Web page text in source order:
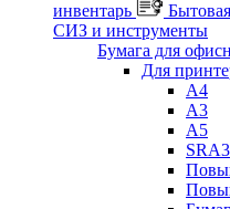
инвентарь
СИЗ и инструменты
Бумага для
Для
А4
А3
А5
SRA3